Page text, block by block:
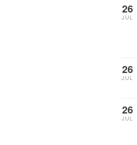
26
JUL
26
JUL
26
JUL